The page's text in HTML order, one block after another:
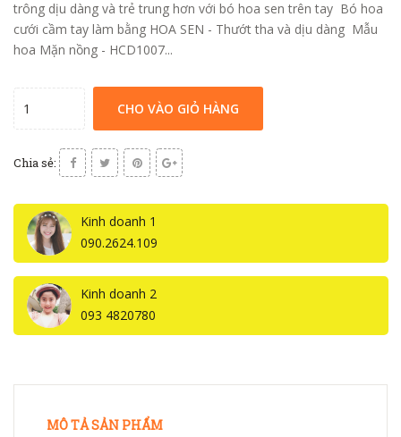
trông dịu dàng và trẻ trung hơn với bó hoa sen trên tay Bó hoa
cưới cầm tay làm bằng HOA SEN - Thướt tha và dịu dàng Mẫu
hoa Mặn nồng - HCD1007...
CHO VÀO GIỎ HÀNG
Chia sẻ:
Kinh doanh 1
090.2624.109
Kinh doanh 2
093 4820780
MÔ TẢ SẢN PHẨM